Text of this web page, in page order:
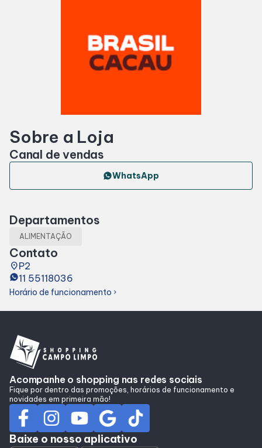
Cinema
Lojas e Restaurantes
Lojas
Alimentação
Compre Online
Programa de Benefícios
Sobre a Loja
Canal de vendas
WhatsApp
Departamentos
ALIMENTAÇÃO
Contato
placeP2
11 55118036
Horário de funcionamento chevron_right
Acompanhe o shopping nas redes sociais
Fique por dentro das promoções, horários de funcionamento e
novidades em primeira mão!
Baixe o nosso aplicativo